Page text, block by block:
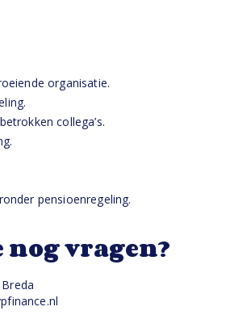
organisatie.
collega’s.
pensioenregeling.
nog vragen?